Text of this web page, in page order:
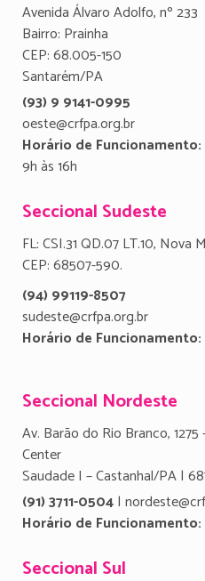
Avenida Álvaro Adolfo, nº 233
Bairro: Prainha
CEP: 68.005-150
Santarém/PA
(93) 9 9141-0995
oeste@crfpa.org.br
Horário de Funcionamento:
9h às 16h
Seccional Sudeste
FL: CSI.31 QD.07 LT.10, Nova
CEP: 68507-590.
(94) 99119-8507
sudeste@crfpa.org.br
Horário de Funcionamento:
Seccional Nordeste
Av. Barão do Rio Branco,
Center
Saudade I – Castanhal/PA |
(91) 3711-0504|
Horário de Funcionamento:
Seccional Sul